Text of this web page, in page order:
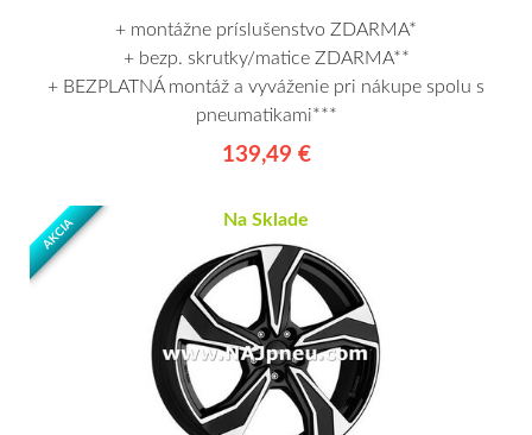
+ montážne príslušenstvo ZDARMA*
+ bezp. skrutky/matice ZDARMA**
+ BEZPLATNÁ montáž a vyváženie pri nákupe spolu s
pneumatikami***
139,49 €
AKCIA Na Sklade